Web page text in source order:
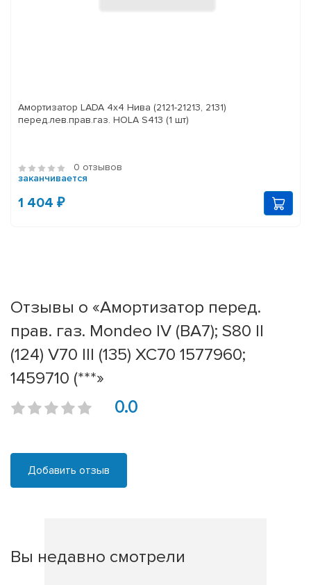
Амортизатор LADA 4x4 Нива (2121-21213, 2131)
перед.лев.прав.газ. HOLA S413 (1 шт)
0 отзывов
заканчивается
1 404 ₽
Отзывы о «Амортизатор перед.
прав. газ. Mondeo IV (BA7); S80 II
(124) V70 III (135) XC70 1577960;
1459710 (***»
0.0
Добавить отзыв
Вы недавно смотрели